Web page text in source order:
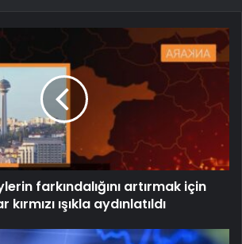
farkındalığını artırmak için
kırmızı ışıkla aydınlatıldı